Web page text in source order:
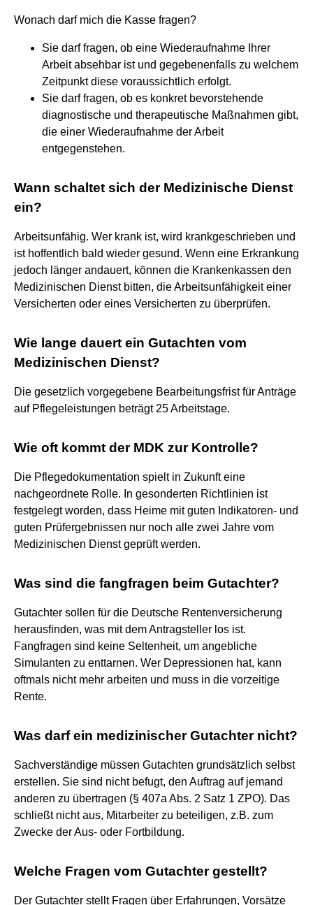
Wonach darf mich die Kasse fragen?
Sie darf fragen, ob eine Wiederaufnahme Ihrer
Arbeit absehbar ist und gegebenenfalls zu welchem
Zeitpunkt diese voraussichtlich erfolgt.
Sie darf fragen, ob es konkret bevorstehende
diagnostische und therapeutische Maßnahmen gibt,
die einer Wiederaufnahme der Arbeit
entgegenstehen.
Wann schaltet sich der Medizinische Dienst
ein?
Arbeitsunfähig. Wer krank ist, wird krankgeschrieben und
ist hoffentlich bald wieder gesund. Wenn eine Erkrankung
jedoch länger andauert, können die Krankenkassen den
Medizinischen Dienst bitten, die Arbeitsunfähigkeit einer
Versicherten oder eines Versicherten zu überprüfen.
Wie lange dauert ein Gutachten vom
Medizinischen Dienst?
Die gesetzlich vorgegebene Bearbeitungsfrist für Anträge
auf Pflegeleistungen beträgt 25 Arbeitstage.
Wie oft kommt der MDK zur Kontrolle?
Die Pflegedokumentation spielt in Zukunft eine
nachgeordnete Rolle. In gesonderten Richtlinien ist
festgelegt worden, dass Heime mit guten Indikatoren- und
guten Prüfergebnissen nur noch alle zwei Jahre vom
Medizinischen Dienst geprüft werden.
Was sind die fangfragen beim Gutachter?
Gutachter sollen für die Deutsche Rentenversicherung
herausfinden, was mit dem Antragsteller los ist.
Fangfragen sind keine Seltenheit, um angebliche
Simulanten zu enttarnen. Wer Depressionen hat, kann
oftmals nicht mehr arbeiten und muss in die vorzeitige
Rente.
Was darf ein medizinischer Gutachter nicht?
Sachverständige müssen Gutachten grundsätzlich selbst
erstellen. Sie sind nicht befugt, den Auftrag auf jemand
anderen zu übertragen (§ 407a Abs. 2 Satz 1 ZPO). Das
schließt nicht aus, Mitarbeiter zu beteiligen, z.B. zum
Zwecke der Aus- oder Fortbildung.
Welche Fragen vom Gutachter gestellt?
Der Gutachter stellt Fragen über Erfahrungen, Vorsätze